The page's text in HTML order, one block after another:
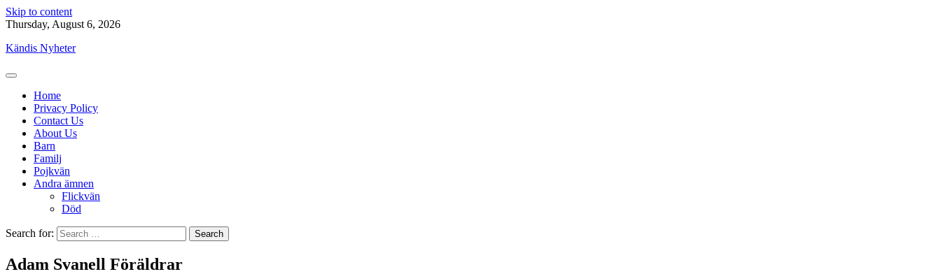
Skip to content
Thursday, August 6, 2026
Kändis Nyheter
Home
Privacy Policy
Contact Us
About Us
Barn
Familj
Pojkvän
Andra ämnen
Flickvän
Död
Search for:
Adam Svanell Föräldrar